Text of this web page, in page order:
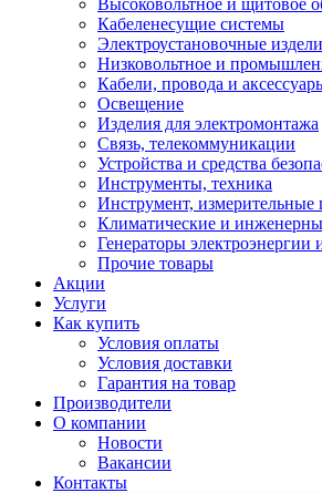
Высоковольтное и щитовое
Кабеленесущие системы
Электроустановочные
Низковольтное и
Кабели, провода и
Освещение
Изделия для электромонтажа
Связь, телекоммуникации
Устройства и средства
Инструменты, техника
Инструмент,
Климатические и
Генераторы электроэнергии
Прочие товары
Акции
Услуги
Как купить
Условия оплаты
Условия доставки
Гарантия на товар
Производители
О компании
Новости
Вакансии
Контакты